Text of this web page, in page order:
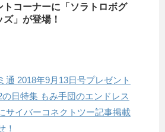
トコーナーに「ソラトロボグ
ズ」が登場！
通 2018年9月13日号プレゼント
の日特集 もみ手団のエンドレス
サイバーコネクトツー記事掲載
！